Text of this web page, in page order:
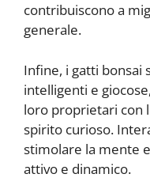
contribuiscono a
generale.
Infine, i gatti bonsai
intelligenti e
loro proprietari con
spirito curioso.
stimolare la mente
attivo e dinamico.